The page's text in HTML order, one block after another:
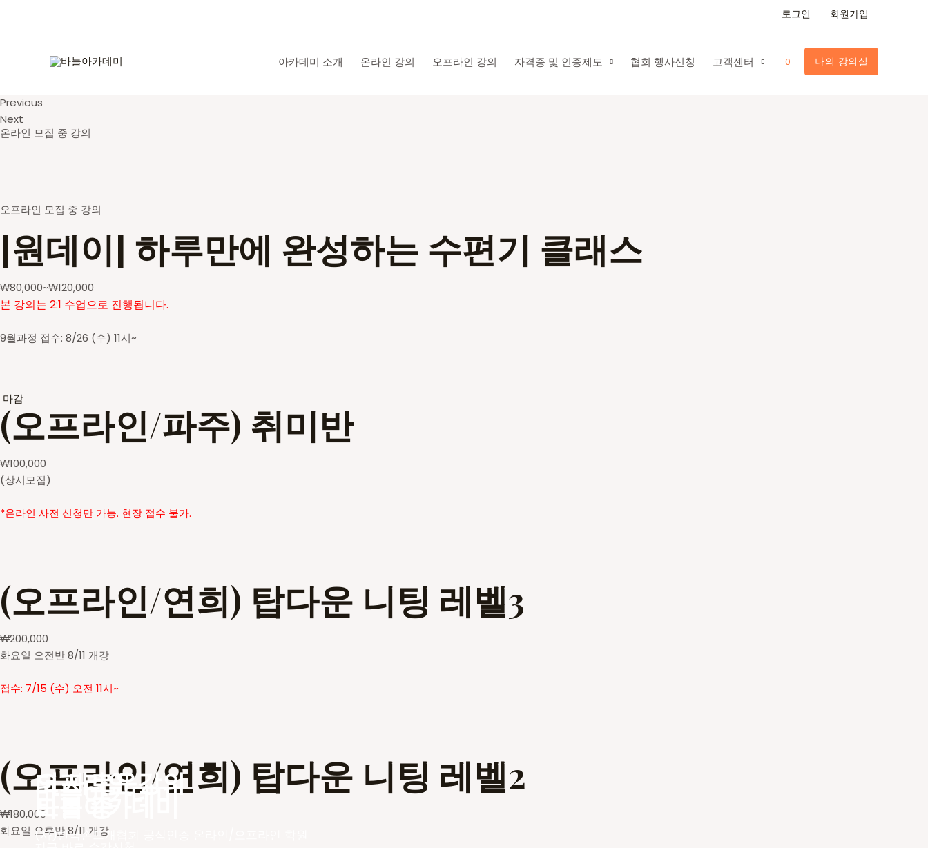
뛰
기
로그인 회원가입
아카데미 소개 온라인 강의 오프라인 강의 자격증 및 인증제도 협회 행사신청 고객센터 0 나의 강의실
바늘아카데미
(사)한국손뜨개협회 공식인증 온라인/오프라인 학원
더 새로운
바늘아카데미
오프라인 강의
모집 중
Previous
Next
온라인 모집 중 강의
오프라인 모집 중 강의
[원데이] 하루만에 완성하는 수편기 클래스
₩80,000~₩120,000
본 강의는 2:1 수업으로 진행됩니다.
9월과정 접수: 8/26 (수) 11시~
마감
(오프라인/파주) 취미반
₩100,000
(상시모집)
*온라인 사전 신청만 가능. 현장 접수 불가.
(오프라인/연희) 탑다운 니팅 레벨3
₩200,000
화요일 오전반 8/11 개강
접수: 7/15 (수) 오전 11시~
(오프라인/연희) 탑다운 니팅 레벨2
₩180,000
화요일 오후반 8/11 개강